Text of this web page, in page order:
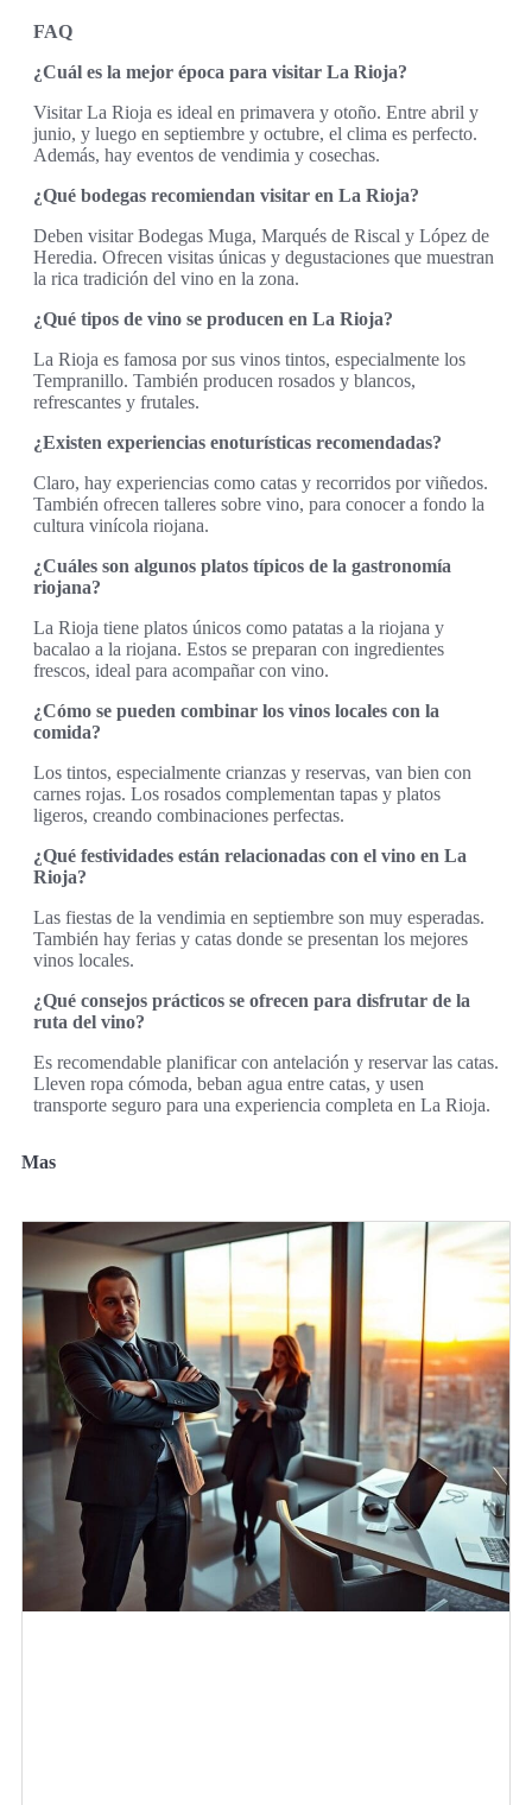
FAQ
¿Cuál es la mejor época para visitar La Rioja?
Visitar La Rioja es ideal en primavera y otoño. Entre abril y
junio, y luego en septiembre y octubre, el clima es perfecto.
Además, hay eventos de vendimia y cosechas.
¿Qué bodegas recomiendan visitar en La Rioja?
Deben visitar Bodegas Muga, Marqués de Riscal y López de
Heredia. Ofrecen visitas únicas y degustaciones que muestran
la rica tradición del vino en la zona.
¿Qué tipos de vino se producen en La Rioja?
La Rioja es famosa por sus vinos tintos, especialmente los
Tempranillo. También producen rosados y blancos,
refrescantes y frutales.
¿Existen experiencias enoturísticas recomendadas?
Claro, hay experiencias como catas y recorridos por viñedos.
También ofrecen talleres sobre vino, para conocer a fondo la
cultura vinícola riojana.
¿Cuáles son algunos platos típicos de la gastronomía
riojana?
La Rioja tiene platos únicos como patatas a la riojana y
bacalao a la riojana. Estos se preparan con ingredientes
frescos, ideal para acompañar con vino.
¿Cómo se pueden combinar los vinos locales con la
comida?
Los tintos, especialmente crianzas y reservas, van bien con
carnes rojas. Los rosados complementan tapas y platos
ligeros, creando combinaciones perfectas.
¿Qué festividades están relacionadas con el vino en La
Rioja?
Las fiestas de la vendimia en septiembre son muy esperadas.
También hay ferias y catas donde se presentan los mejores
vinos locales.
¿Qué consejos prácticos se ofrecen para disfrutar de la
ruta del vino?
Es recomendable planificar con antelación y reservar las catas.
Lleven ropa cómoda, beban agua entre catas, y usen
transporte seguro para una experiencia completa en La Rioja.
Mas